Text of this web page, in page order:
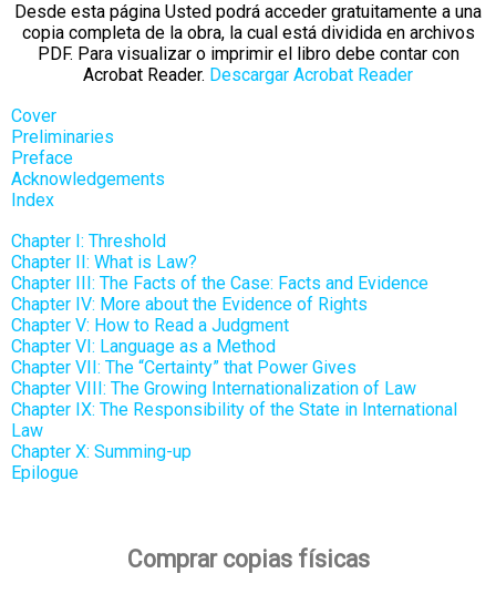
Desde esta página Usted podrá acceder gratuitamente a una
copia completa de la obra, la cual está dividida en archivos
PDF. Para visualizar o imprimir el libro debe contar con
Acrobat Reader. Descargar Acrobat Reader
Cover
Preliminaries
Preface
Acknowledgements
Index
Chapter I: Threshold
Chapter II: What is Law?
Chapter III: The Facts of the Case: Facts and Evidence
Chapter IV: More about the Evidence of Rights
Chapter V: How to Read a Judgment
Chapter VI: Language as a Method
Chapter VII: The “Certainty” that Power Gives
Chapter VIII: The Growing Internationalization of Law
Chapter IX: The Responsibility of the State in International
Law
Chapter X: Summing-up
Epilogue
Comprar copias físicas